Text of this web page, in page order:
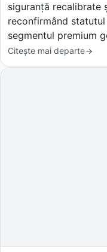
siguranță recalibrate
reconfirmând
segmentul premium
Citește mai departe